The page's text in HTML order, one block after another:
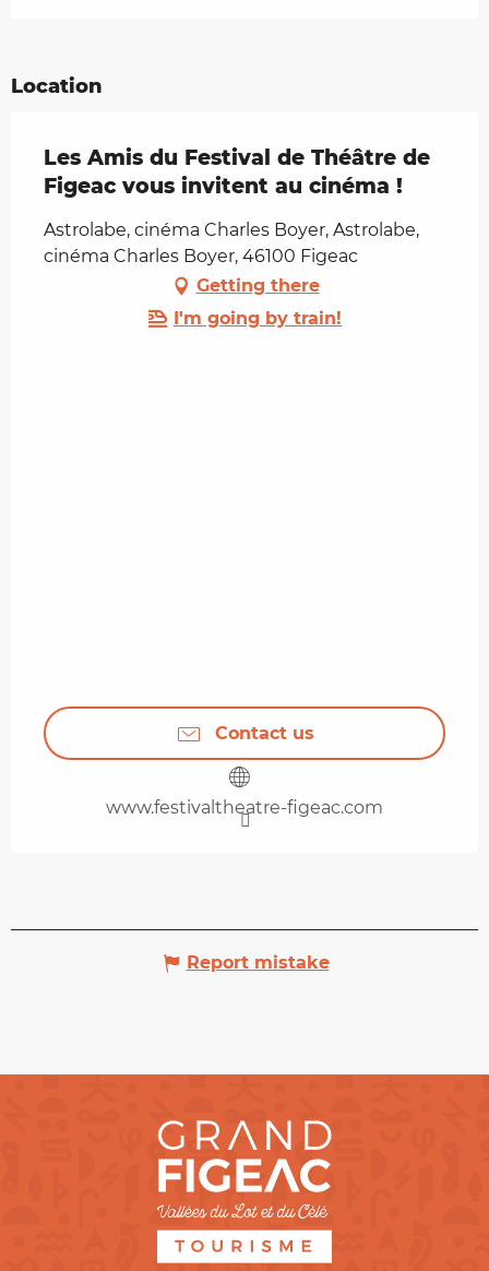
Location
Les Amis du Festival de Théâtre de
Figeac vous invitent au cinéma !
Astrolabe, cinéma Charles Boyer, Astrolabe,
cinéma Charles Boyer, 46100 Figeac
Getting there
I'm going by train!
Contact us
www.festivaltheatre-figeac.com
Report mistake